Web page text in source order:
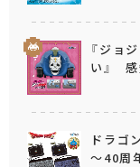
『ジョ
い』
ドラ
～40周